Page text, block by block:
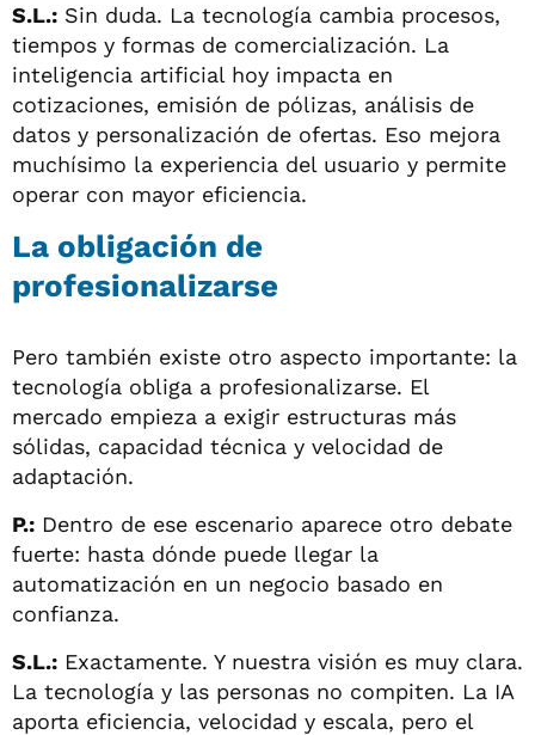
S.L.: Sin duda. La tecnología cambia procesos,
tiempos y formas de comercialización. La
inteligencia artificial hoy impacta en
cotizaciones, emisión de pólizas, análisis de
datos y personalización de ofertas. Eso mejora
muchísimo la experiencia del usuario y permite
operar con mayor eficiencia.
La obligación de
profesionalizarse
Pero también existe otro aspecto importante: la
tecnología obliga a profesionalizarse. El
mercado empieza a exigir estructuras más
sólidas, capacidad técnica y velocidad de
adaptación.
P.: Dentro de ese escenario aparece otro debate
fuerte: hasta dónde puede llegar la
automatización en un negocio basado en
confianza.
S.L.: Exactamente. Y nuestra visión es muy clara.
La tecnología y las personas no compiten. La IA
aporta eficiencia, velocidad y escala, pero el